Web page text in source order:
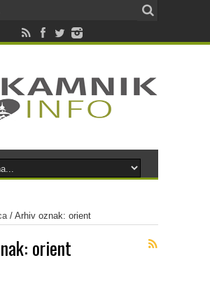
/ Arhiv oznak: orient
orient